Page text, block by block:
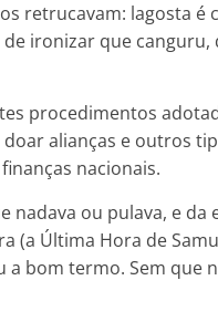
retrucavam: lagosta é
ironizar que
procedimentos
alianças e outros
nacionais.
nadava ou pulava, e
(a Última Hora de
a bom termo. Sem que